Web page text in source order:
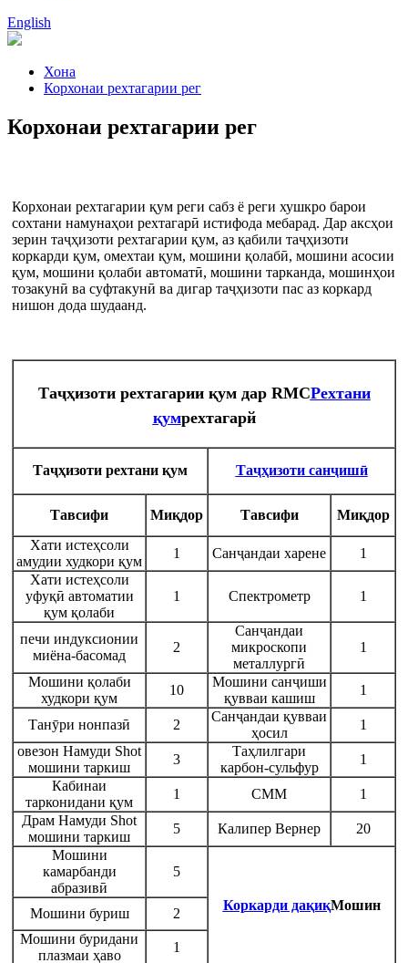
English
Хона
Корхонаи рехтагарии рег
Корхонаи рехтагарии рег
Корхонаи рехтагарии қум реги сабз ё реги хушкро барои
сохтани намунаҳои рехтагарӣ истифода мебарад. Дар аксҳои
зерин таҷҳизоти рехтагарии қум, аз қабили таҷҳизоти
коркарди қум, омехтаи қум, мошини қолабӣ, мошини асосии
қум, мошини қолаби автоматӣ, мошини тарканда, мошинҳои
тозакунӣ ва суфтакунӣ ва дигар таҷҳизоти пас аз коркард
нишон дода шудаанд.
Таҷҳизоти рехтагарии қум дар RMCРехтани
қумрехтагарй
Таҷҳизоти рехтани қум Таҷҳизоти санҷишӣ
Тавсифи Миқдор Тавсифи
Миқдор
Хати истеҳсоли
амудии худкори қум
1 Санҷандаи харене
1
Хати истеҳсоли
уфуқӣ автоматии
қум қолаби
1 Спектрометр 1
печи индуксионии
миёна-басомад
2
Санҷандаи
микроскопи
металлургӣ
1
Мошини қолаби
худкори қум
10
Мошини санҷиши
қувваи кашиш
1
Танӯри нонпазӣ 2
Санҷандаи қувваи
ҳосил
1
овезон Намуди Shot
мошини таркиш
3
Таҳлилгари
карбон-сульфур
1
Кабинаи
тарконидани қум
1 CMM
1
Драм Намуди Shot
мошини таркиш
5 Калипер Вернер
20
Мошини
камарбанди
абразивӣ
5
Коркарди дақиқМошин
Мошини буриш
2
Мошини буридани
плазмаи ҳаво
1